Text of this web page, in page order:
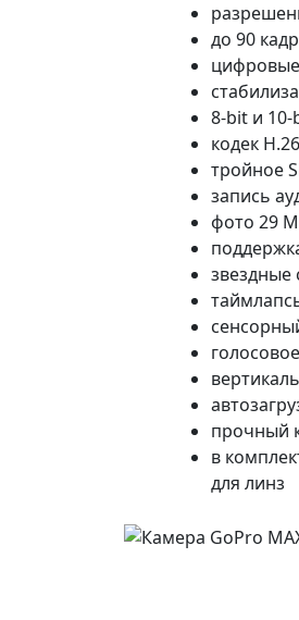
до 90
цифровые
8-bit и
кодек
тройное
запись
фото 29
звездные
прочный
в
для линз